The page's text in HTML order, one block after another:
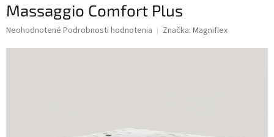
Massaggio Comfort Plus
Priemerné
Neohodnotené Podrobnosti hodnotenia Značka: Magniflex